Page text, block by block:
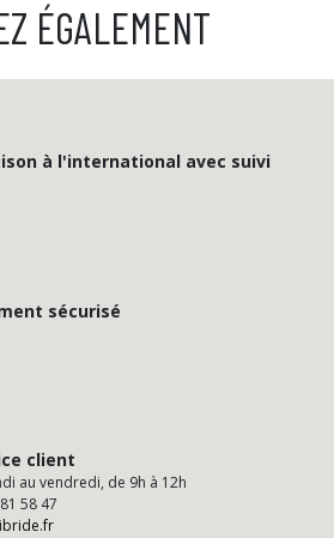
ÉGALEMENT
à l'international avec suivi
sécurisé
client
au vendredi, de 9h à 12h
58 47